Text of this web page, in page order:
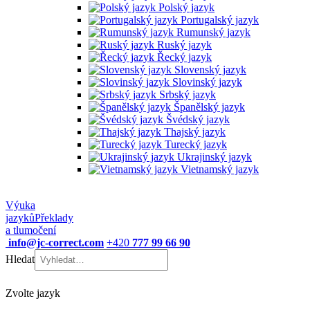
Polský jazyk
Portugalský jazyk
Rumunský jazyk
Ruský jazyk
Řecký jazyk
Slovenský jazyk
Slovinský jazyk
Srbský jazyk
Španělský jazyk
Švédský jazyk
Thajský jazyk
Turecký jazyk
Ukrajinský jazyk
Vietnamský jazyk
Výuka
jazykůPřeklady
a tlumočení
info@jc-correct.com +420 777 99 66 90
Hledat
Zvolte jazyk